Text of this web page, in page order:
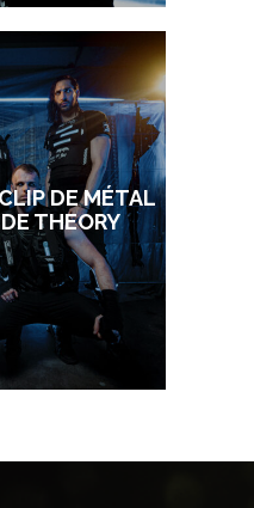
DE MÉTAL
THEORY